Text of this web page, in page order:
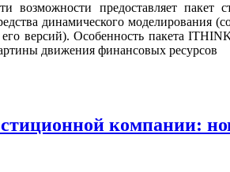
возможности предоставляет пакет
динамического моделирования
версий). Особенность пакета
движения финансовых ресурсов
компании: